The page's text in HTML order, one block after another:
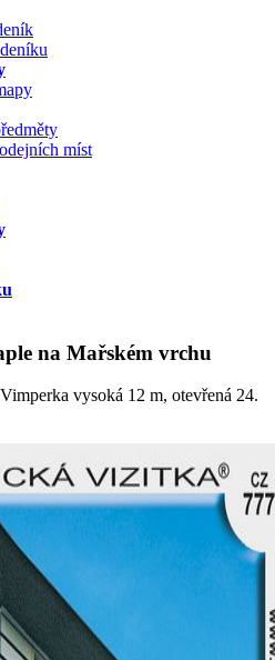
míst
na Mařském vrchu
vysoká 12 m, otevřená 24.